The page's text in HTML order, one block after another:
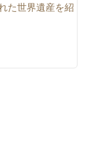
た世界遺産を紹